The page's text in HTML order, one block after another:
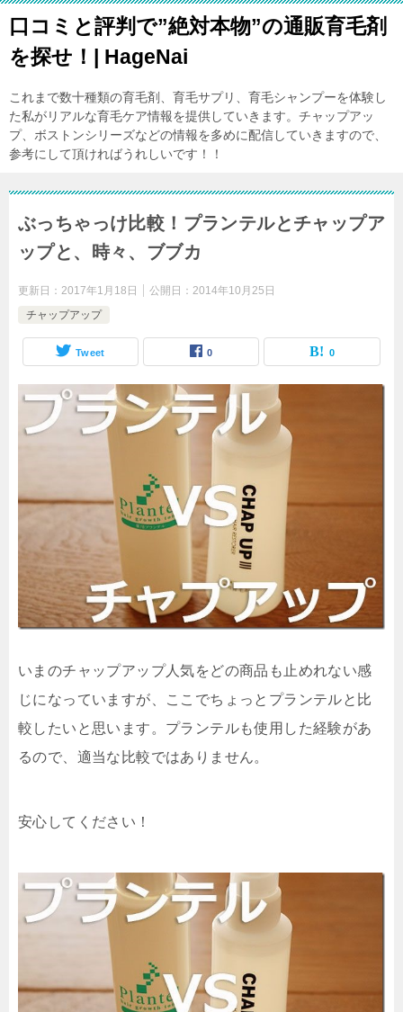
口コミと評判で”絶対本物”の通販育毛剤
を探せ！| HageNai
これまで数十種類の育毛剤、育毛サプリ、育毛シャンプーを体験し
た私がリアルな育毛ケア情報を提供していきます。チャップアッ
プ、ボストンシリーズなどの情報を多めに配信していきますので、
参考にして頂ければうれしいです！！
ぶっちゃっけ比較！プランテルとチャップア
ップと、時々、ブブカ
更新日： 2017年1月18日 公開日： 2014年10月25日
チャップアップ
Tweet 0 0
いまのチャップアップ人気をどの商品も止めれない感
じになっていますが、ここでちょっとプランテルと比
較したいと思います。プランテルも使用した経験があ
るので、適当な比較ではありません。
安心してください！